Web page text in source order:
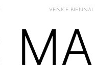
VENICE